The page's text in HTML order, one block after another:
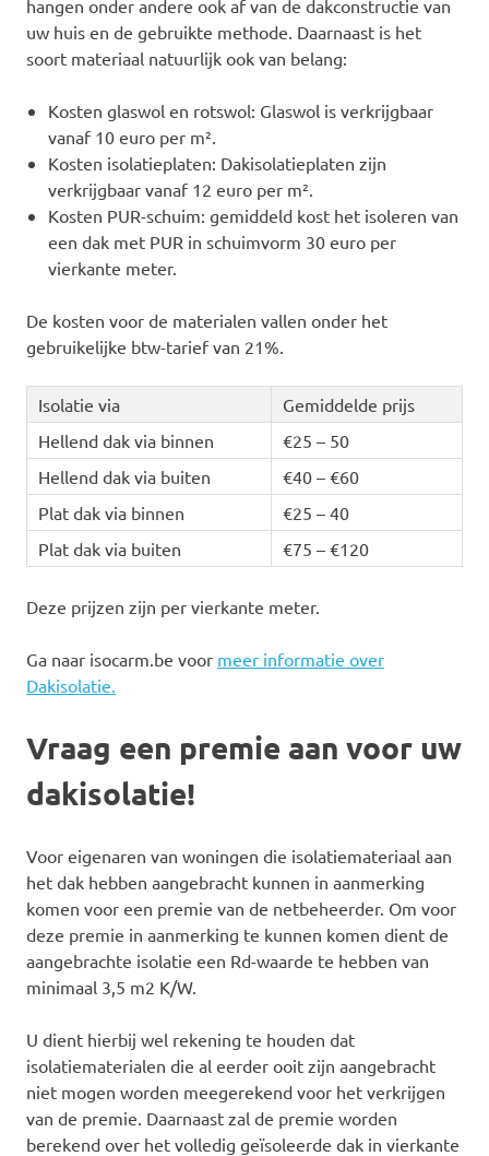
hangen onder andere ook af van de dakconstructie van
uw huis en de gebruikte methode. Daarnaast is het
soort materiaal natuurlijk ook van belang:
Kosten glaswol en rotswol: Glaswol is verkrijgbaar
vanaf 10 euro per m².
Kosten isolatieplaten: Dakisolatieplaten zijn
verkrijgbaar vanaf 12 euro per m².
Kosten PUR-schuim: gemiddeld kost het isoleren van
een dak met PUR in schuimvorm 30 euro per
vierkante meter.
De kosten voor de materialen vallen onder het
gebruikelijke btw-tarief van 21%.
Isolatie via
Gemiddelde prijs
Hellend dak via binnen
€25 – 50
Hellend dak via buiten
€40 – €60
Plat dak via binnen
€25 – 40
Plat dak via buiten
€75 – €120
Deze prijzen zijn per vierkante meter.
Ga naar isocarm.be voor meer informatie over
Dakisolatie.
Vraag een premie aan voor uw
dakisolatie!
Voor eigenaren van woningen die isolatiemateriaal aan
het dak hebben aangebracht kunnen in aanmerking
komen voor een premie van de netbeheerder. Om voor
deze premie in aanmerking te kunnen komen dient de
aangebrachte isolatie een Rd-waarde te hebben van
minimaal 3,5 m2 K/W.
U dient hierbij wel rekening te houden dat
isolatiematerialen die al eerder ooit zijn aangebracht
niet mogen worden meegerekend voor het verkrijgen
van de premie. Daarnaast zal de premie worden
berekend over het volledig geïsoleerde dak in vierkante